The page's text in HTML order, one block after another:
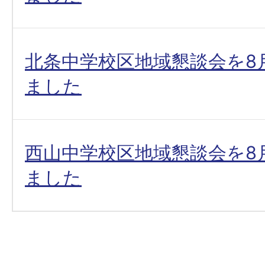
北条中学校区地域懇談会を8
ました
西山中学校区地域懇談会を8
ました